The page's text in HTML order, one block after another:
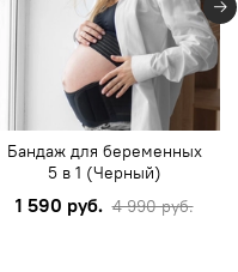
Бандаж для беременных
5 в 1 (Черный)
1 590 руб. 4 990 руб.